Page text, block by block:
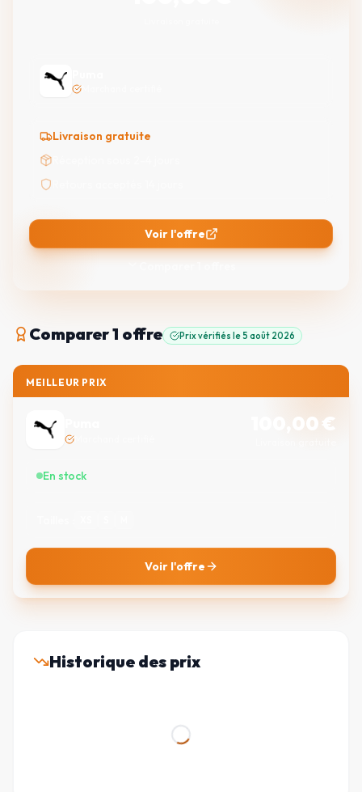
Livraison gratuite
Voir l'offre
Comparer1 offre Prix vérifiés le5 août 2026
MEILLEUR PRIX
100,00€
En stock
Voir l'offre
Historique des prix